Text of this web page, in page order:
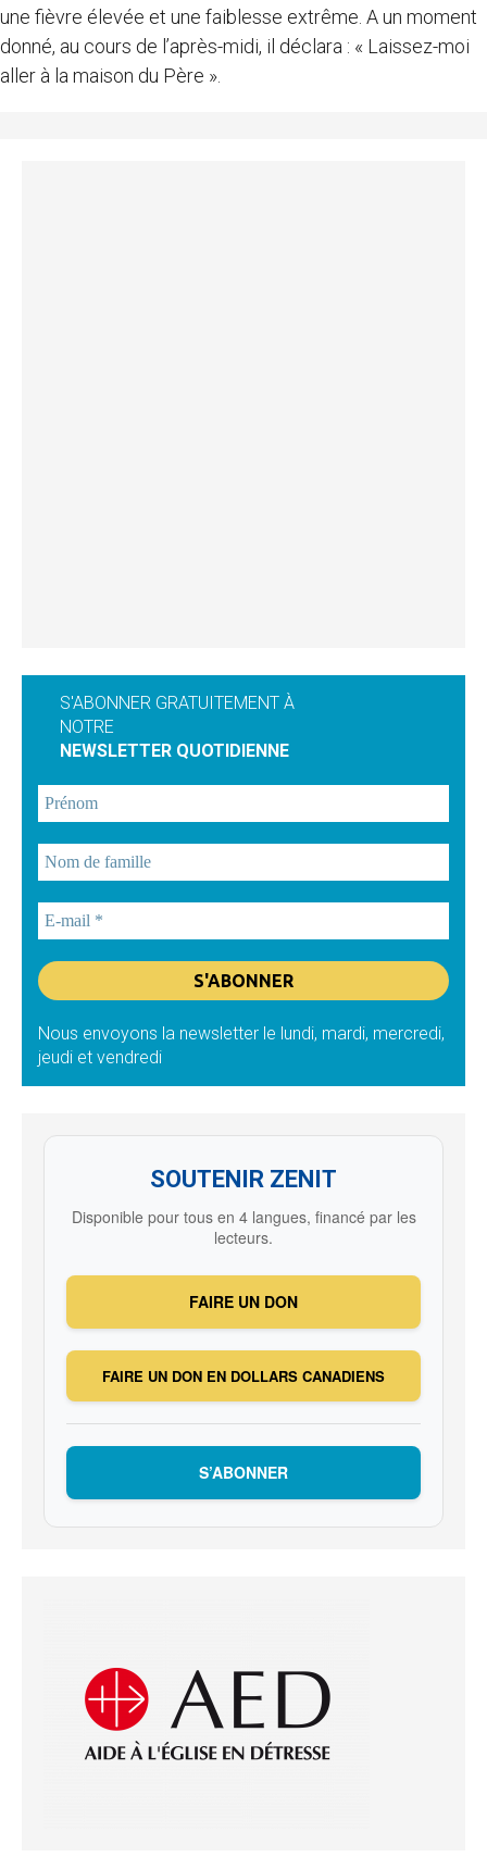
une fièvre élevée et une faiblesse extrême. A un moment
donné, au cours de l’après-midi, il déclara : « Laissez-moi
aller à la maison du Père ».
S'ABONNER GRATUITEMENT À
NOTRE
NEWSLETTER QUOTIDIENNE
Nous envoyons la newsletter le lundi, mardi, mercredi,
jeudi et vendredi
SOUTENIR ZENIT
Disponible pour tous en 4 langues, financé par les
lecteurs.
FAIRE UN DON
FAIRE UN DON EN DOLLARS CANADIENS
S’ABONNER